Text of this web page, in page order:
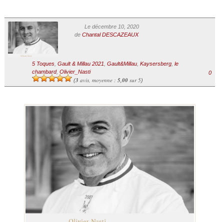
Le décembre 10, 2020
de Chantal DESCAZEAUX
5 Toques, Gault & Millau 2021 Gault&Millau, Kaysersberg, le
chambard, Olivier_Nasti
(3 avis, moyenne : 5,00sur 5)
0